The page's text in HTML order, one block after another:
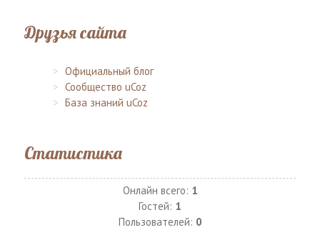
Друзья сайта
Официальный блог
Сообщество uCoz
База знаний uCoz
Статистика
Онлайн всего: 1
Гостей: 1
Пользователей: 0